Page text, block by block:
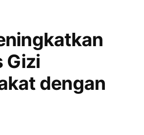
yang
Perlu
Diketahui?”
Gizi
dengan